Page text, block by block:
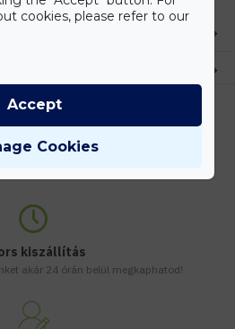
kiszállítás
akár 24 órán belül megkaphatod!
cookies, please refer to our
Cookies
Accept